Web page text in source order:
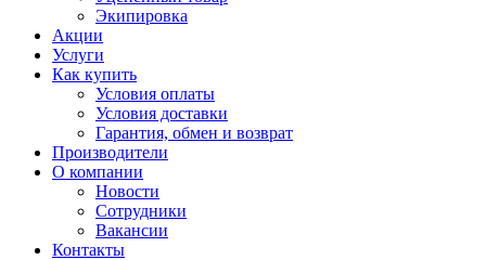
Экипировка
Акции
Услуги
Как купить
Условия оплаты
Условия доставки
Гарантия, обмен и возврат
Производители
О компании
Новости
Сотрудники
Вакансии
Контакты